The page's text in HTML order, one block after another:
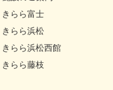
きらら富士
きらら浜松
きらら浜松西館
きらら藤枝